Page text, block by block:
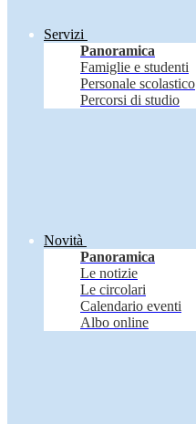
Servizi
Panoramica
Famiglie e studenti
Personale scolastico
Percorsi di studio
Novità
Panoramica
Le notizie
Le circolari
Calendario eventi
Albo online